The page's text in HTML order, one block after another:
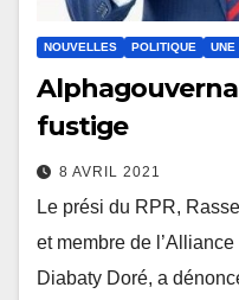
NOUVELLES POLITIQUE UNE
fustige
8 AVRIL 2021
Le prési du RPR,
et membre de
Diabaty Doré, a